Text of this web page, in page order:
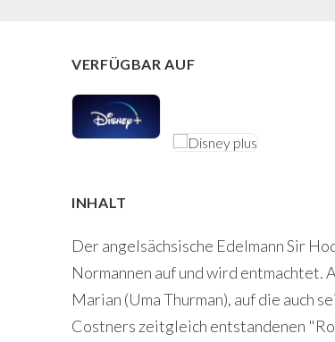
VERFÜGBAR AUF
INHALT
Der angelsächsische Edelmann Sir
Normannen auf und wird
Marian (Uma Thurman), auf die auch
Costners zeitgleich entstandenen